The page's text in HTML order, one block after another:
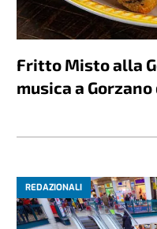
Fritto Misto alla
musica a
REDAZIONALI